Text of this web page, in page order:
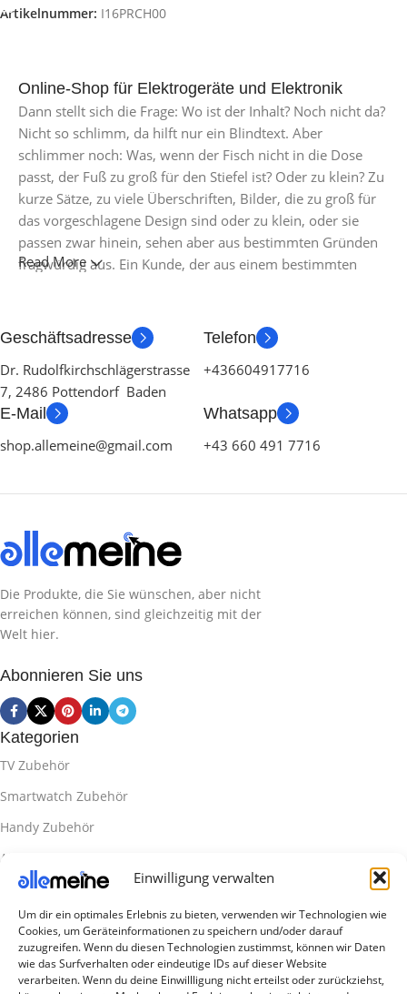
Einwilligung verwalten
Um dir ein optimales Erlebnis zu bieten, verwenden wir Technologien wie
Cookies, um Geräteinformationen zu speichern und/oder darauf
zuzugreifen. Wenn du diesen Technologien zustimmst, können wir Daten
wie das Surfverhalten oder eindeutige IDs auf dieser Website
verarbeiten. Wenn du deine Einwillligung nicht erteilst oder zurückziehst,
Artikelnummer: I16PRCH00
Online-Shop für Elektrogeräte und Elektronik
Dann stellt sich die Frage: Wo ist der Inhalt? Noch nicht da?
Nicht so schlimm, da hilft nur ein Blindtext. Aber
schlimmer noch: Was, wenn der Fisch nicht in die Dose
passt, der Fuß zu groß für den Stiefel ist? Oder zu klein? Zu
kurze Sätze, zu viele Überschriften, Bilder, die zu groß für
das vorgeschlagene Design sind oder zu klein, oder sie
passen zwar hinein, sehen aber aus bestimmten Gründen
fragwürdig aus. Ein Kunde, der aus einem bestimmten
noch schlimmer. Wahrscheinlich fehlte es an
Zusammenarbeit, Kommunikation und Kontrollpunkten, es
gab keinen vereinbarten oder mit der erforderlichen
Detailliertheit festgelegten Prozess. Die Content-Strategie
ist von Anfang an schiefgelaufen. Wenn Sie das denken,
wie wäre es dann andersherum? Wie kann man Inhalte
ohne Design bewerten? Keine Typografie, keine Farben,
Schrägstriche, Prioritäten, all diese subtilen Hinweise, die
den Leser auch optisch und emotional ansprechen.
Read More
Geschäftsadresse
Dr. Rudolfkirchschlägerstrasse
7, 2486 Pottendorf Baden
Telefon
+436604917716
E-Mail
shop.allemeine@gmail.com
Whatsapp
+43 660 491 7716
Die Produkte, die Sie wünschen, aber nicht
erreichen können, sind gleichzeitig mit der
Welt hier.
Abonnieren Sie uns
Kategorien
TV Zubehör
Smartwatch Zubehör
Handy Zubehör
Airpod Zubehör
Gamingsachen
Useful Links
Aktionen
Blog